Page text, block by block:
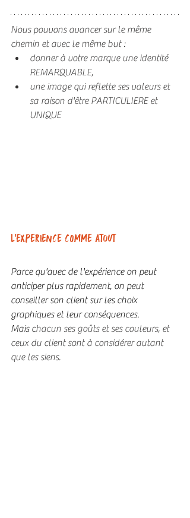
Nous pouvons avancer sur le même
chemin et avec le même but :
donner à votre marque une identité
REMARQUABLE,
une image qui reflette ses valeurs et
sa raison d'être PARTICULIERE et
UNIQUE
L'EXPERIENCE COMME atout
Parce qu'avec de l'expérience on peut
anticiper plus rapidement, on peut
conseiller son client sur les choix
graphiques et leur conséquences.
Mais chacun ses goûts et ses couleurs, et
ceux du client sont à considérer autant
que les siens.